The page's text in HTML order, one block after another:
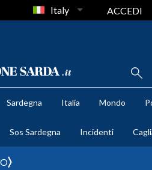
Italy ACCEDI
Sardegna Italia Mondo
Sos Sardegna Incidenti